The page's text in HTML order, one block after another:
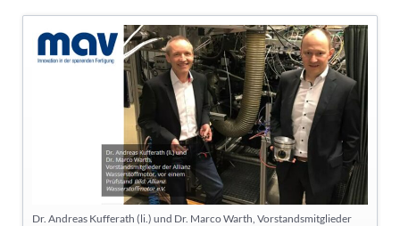
Dr. Andreas Kufferath (li.) und Dr. Marco Warth, Vorstandsmitglieder